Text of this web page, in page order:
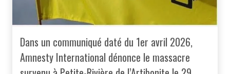
Dans un communiqué daté du 1er avril 2026,
Amnesty International dénonce le massacre